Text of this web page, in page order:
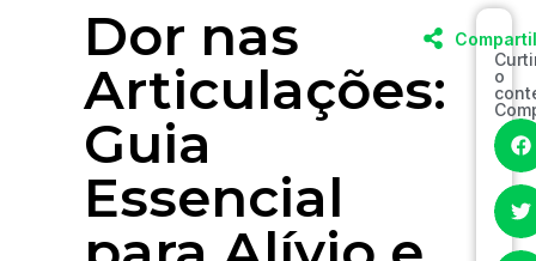
Dor nas
Articulações:
Guia
Essencial
o